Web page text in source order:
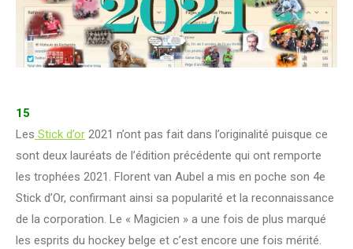
15
Les Stick d’or 2021 n’ont pas fait dans l’originalité puisque ce
sont deux lauréats de l’édition précédente qui ont remporte
les trophées 2021. Florent van Aubel a mis en poche son 4e
Stick d’Or, confirmant ainsi sa popularité et la reconnaissance
de la corporation. Le « Magicien » a une fois de plus marqué
les esprits du hockey belge et c’est encore une fois mérité.